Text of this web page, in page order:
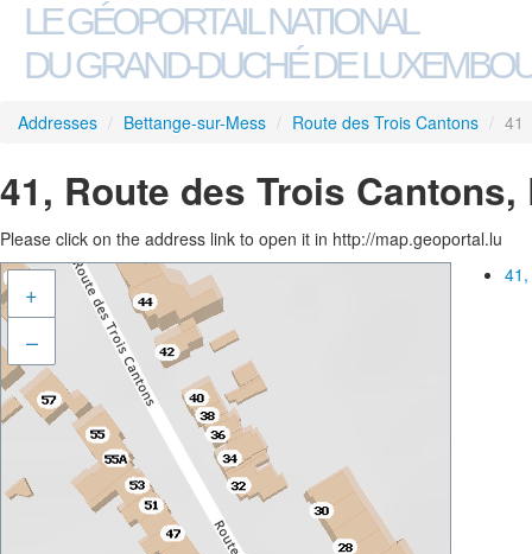
LE GÉOPORTAIL NATIONAL
DU GRAND-DUCHÉ DE
Addresses / Bettange-sur-Mess / Route des Trois Cantons / 41
41, Route des Trois
Please click on the address link to open it in http://map.geoportal.lu
+
–